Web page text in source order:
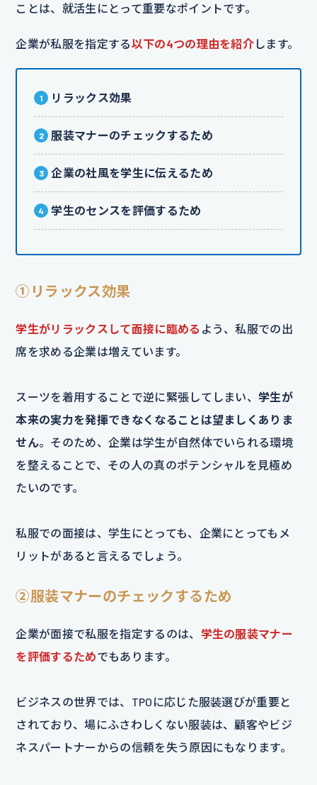
ことは、就活生にとって重要なポイントです。
企業が私服を指定する以下の4つの理由を紹介 します。
リラックス効果
服装マナーのチェックするため
企業の社風を学生に伝えるため
学生のセンスを評価するため
①リラックス効果
学生がリラックスして面接に臨める よう、私服での出
席を求める企業は増えています。
スーツを着用することで逆に緊張してしまい、学生が
本来の実力を発揮できなくなることは望ましくありま
せん。そのため、企業は学生が自然体でいられる環境
を整えることで、その人の真のポテンシャルを見極め
たいのです。
私服での面接は、学生にとっても、企業にとってもメ
リットがあると言えるでしょう。
②服装マナーのチェックするため
企業が面接で私服を指定するのは、 学生の服装マナー
を評価するためでもあります。
ビジネスの世界では、TPOに応じた服装選びが重要と
されており、場にふさわしくない服装は、顧客やビジ
ネスパートナーからの信頼を失う原因にもなります。